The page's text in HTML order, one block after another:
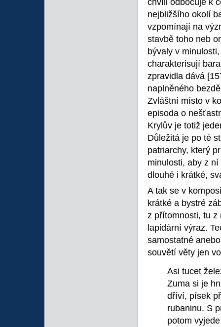
chvíli odbočuje k
nejbližšího okolí
vzpomínají na
stavbě toho neb
bývaly v
charakterisují
zpravidla dává
naplněného
Zvláštní místo v
episoda o
Krylův je totiž
Důležitá je po té
patriarchy, který
minulosti, aby z
dlouhé i krátké,
A tak se v
krátké a bystré
z přítomnosti, tu z
lapidární výraz.
samostatné
souvětí věty jen
Asi tucet
Zuma si je
dříví, písek
rubaninu. S
potom